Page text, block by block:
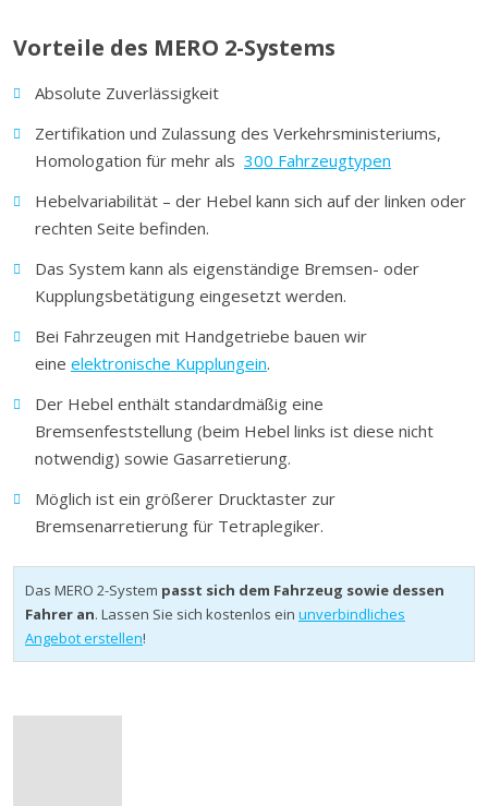
Vorteile des MERO 2-Systems
Absolute Zuverlässigkeit
Zertifikation und Zulassung des Verkehrsministeriums,
Homologation für mehr als 300 Fahrzeugtypen
Hebelvariabilität – der Hebel kann sich auf der linken oder
rechten Seite befinden.
Das System kann als eigenständige Bremsen- oder
Kupplungsbetätigung eingesetzt werden.
Bei Fahrzeugen mit Handgetriebe bauen wir
eine elektronische Kupplungein.
Der Hebel enthält standardmäßig eine
Bremsenfeststellung (beim Hebel links ist diese nicht
notwendig) sowie Gasarretierung.
Möglich ist ein größerer Drucktaster zur
Bremsenarretierung für Tetraplegiker.
Das MERO 2-System passt sich dem Fahrzeug sowie dessen
Fahrer an. Lassen Sie sich kostenlos ein unverbindliches
Angebot erstellen!